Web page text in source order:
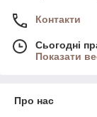
Контакти
Сьогодні
Показати
Про нас